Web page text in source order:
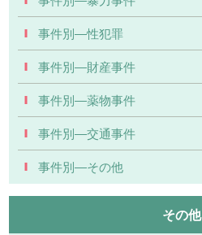
事件別―性犯罪
事件別―財産事件
事件別―薬物事件
事件別―交通事件
事件別―その他
その他